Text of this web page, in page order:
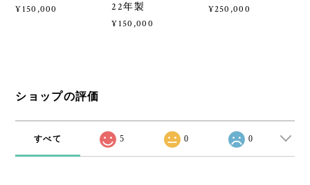
¥150,000
22年製
¥150,000
¥250,000
ショップの評価
すべて 5 0 0